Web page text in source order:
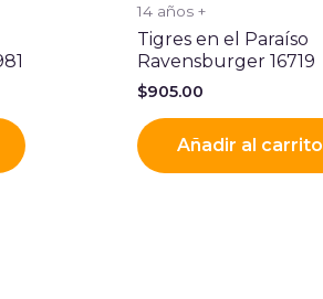
14 años +
Tigres en el Paraíso
Ravensburger 16719
$905.00
Añadir al carrito